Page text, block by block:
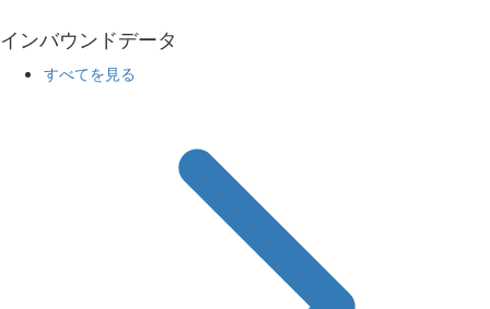
インバウンドデータ
すべてを見る